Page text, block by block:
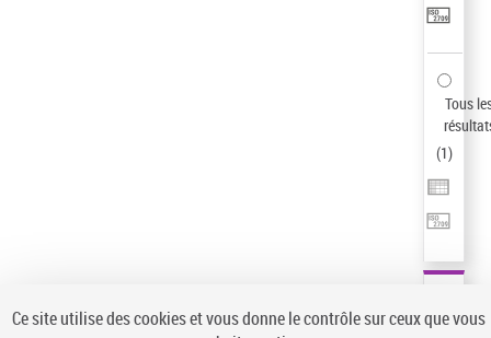
Tous
(1)
Ce site utilise des cookies et vous donne le contrôle sur ceux que vous